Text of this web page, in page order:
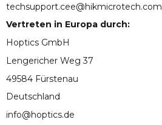
techsupport.cee@hikmicrotech.com
Vertreten in Europa durch:
Hoptics GmbH
Lengericher Weg 37
49584 Fürstenau
Deutschland
info@hoptics.de